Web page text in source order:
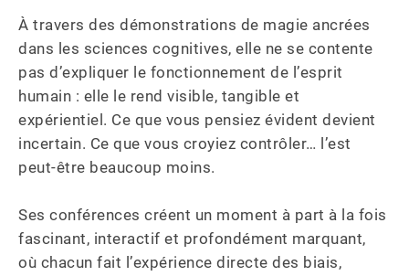
À travers des démonstrations de magie ancrées
dans les sciences cognitives, elle ne se contente
pas d’expliquer le fonctionnement de l’esprit
humain : elle le rend visible, tangible et
expérientiel. Ce que vous pensiez évident devient
incertain. Ce que vous croyiez contrôler… l’est
peut-être beaucoup moins.
Ses conférences créent un moment à part à la fois
fascinant, interactif et profondément marquant,
où chacun fait l’expérience directe des biais,